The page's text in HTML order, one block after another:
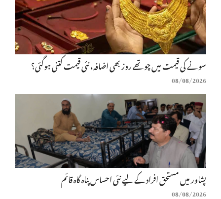
سونے کی قیمت میں چوتھے روز بھی اضافہ، نئی قیمت کتنی ہوگئی؟
08/08/2026
پشاور میں مستحق افراد کے لیے نئی احساس پناہ گاہ قائم
08/08/2026